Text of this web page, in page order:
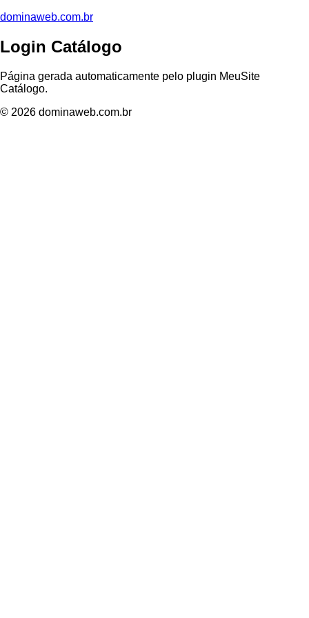
dominaweb.com.br
Login Catálogo
Página gerada automaticamente pelo plugin MeuSite
Catálogo.
© 2026 dominaweb.com.br